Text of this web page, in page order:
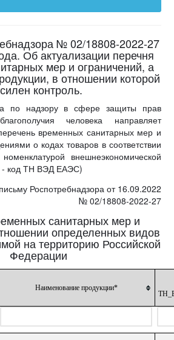
№ 02/18808-2022-27
Об актуализации перечня
мер и ограничений, а
в отношении которой
контроль.
по надзору в сфере защиты прав
человека направляет
временных санитарных мер и
о кодах товаров в соответствии
внешнеэкономической
- код ТН ВЭД ЕАЭС)
Роспотребнадзора от 16.09.2022
№ 02/18808-2022-27
санитарных мер и
определенных видов
на территорию Российской
Федерации
Наименование продукции*